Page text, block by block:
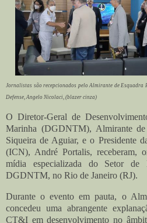
Jornalistas são recepcionados pelo Almirante de Esquadra
Defense, Angelo Nicolaci, (blazer cinza)
O Diretor-Geral de
Marinha (DGDNTM), Almirante de
Siqueira de Aguiar, e o Presidente
(ICN), André Portalis, receberam,
mídia especializada do Setor de
DGDNTM, no Rio de Janeiro (RJ).
Durante o evento em pauta, o
concedeu uma abrangente
CT&I em desenvolvimento no